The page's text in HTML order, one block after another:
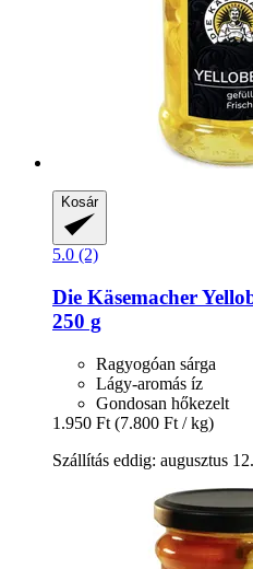
Kosár
5.0 (2)
Die Käsemacher
250 g
Ragyogóan sárga
Lágy-aromás íz
Gondosan hőkezelt
1.950 Ft (7.800 Ft / kg)
Szállítás eddig: augusztus 12.